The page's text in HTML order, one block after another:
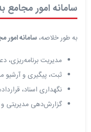
سامانه امور مجامع
به طور خلاصه، سامانه امور
مدیریت برنامه‌ریزی،
ثبت، پیگیری و آرشیو
نگهداری اسناد،
گزارش‌دهی مدیریتی و